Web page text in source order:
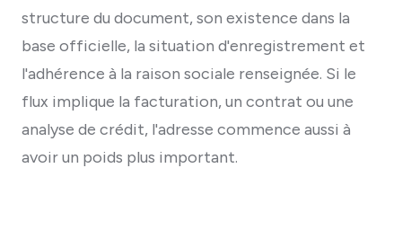
structure du document, son existence dans la
base officielle, la situation d'enregistrement et
l'adhérence à la raison sociale renseignée. Si le
flux implique la facturation, un contrat ou une
analyse de crédit, l'adresse commence aussi à
avoir un poids plus important.